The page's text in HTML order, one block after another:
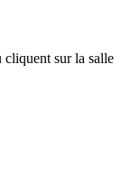
cliquent sur la salle